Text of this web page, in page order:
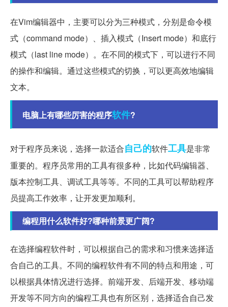
在Vim编辑器中，主要可以分为三种模式，分别是命令模
式（command mode）、插入模式（Insert mode）和底行
模式（last line mode）。在不同的模式下，可以进行不同
的操作和编辑。通过这些模式的切换，可以更高效地编辑
文本。
电脑上有哪些厉害的程序软件?
对于程序员来说，选择一款适合自己的软件工具是非常
重要的。程序员常用的工具有很多种，比如代码编辑器、
版本控制工具、调试工具等等。不同的工具可以帮助程序
员提高工作效率，让开发更加顺利。
编程用什么软件好?哪种前景更广阔?
在选择编程软件时，可以根据自己的需求和习惯来选择适
合自己的工具。不同的编程软件有不同的特点和用途，可
以根据具体情况进行选择。前端开发、后端开发、移动端
开发等不同方向的编程工具也有所区别，选择适合自己发